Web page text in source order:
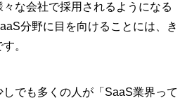
な会社で採用されるようになる
分野に目を向けることには、き
。
でも多くの人が「SaaS業界って